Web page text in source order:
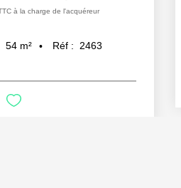
à la charge de l'acquéreur
54 m² Réf : 2463